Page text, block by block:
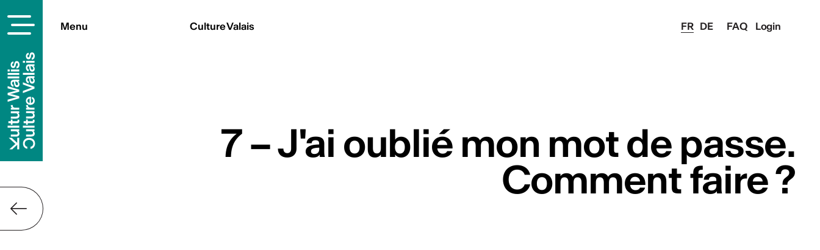
FAQ Login
Menu FR DE
Culture Valais
7 – J'ai oublié mon mot de passe.
Comment faire ?